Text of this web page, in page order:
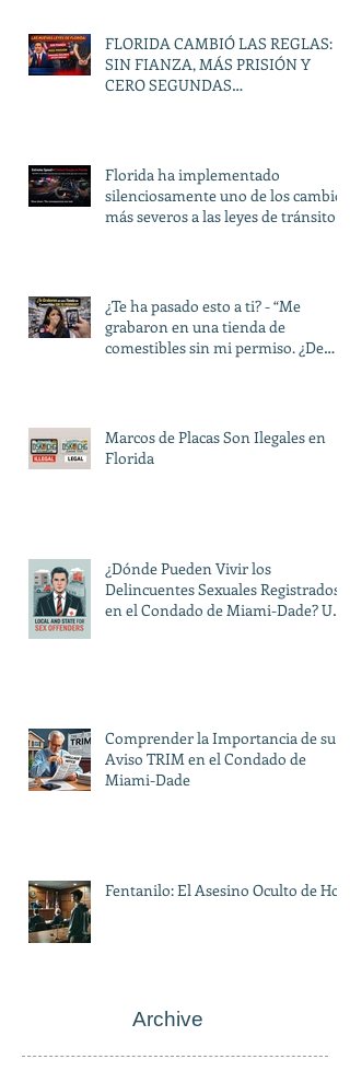
FLORIDA CAMBIÓ LAS REGLAS:
SIN FIANZA, MÁS PRISIÓN Y
CERO SEGUNDAS
Florida ha implementado
silenciosamente uno de los cambios
más severos a las leyes de tránsito
¿Te ha pasado esto a ti? - “Me
grabaron en una tienda de
comestibles sin mi permiso. ¿De
Marcos de Placas Son Ilegales en
Florida
¿Dónde Pueden Vivir los
Delincuentes Sexuales Registrados
en el Condado de Miami-Dade? Una
Comprender la Importancia de su
Aviso TRIM en el Condado de
Miami-Dade
Fentanilo: El Asesino Oculto de Hoy
Archive